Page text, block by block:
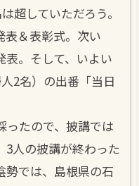
超していただろう。
表＆表彰式。次い
表。そして、いよい
2名）の出番「当日
ったので、披講では
3人の披講が終わった
勢では、島根県の石